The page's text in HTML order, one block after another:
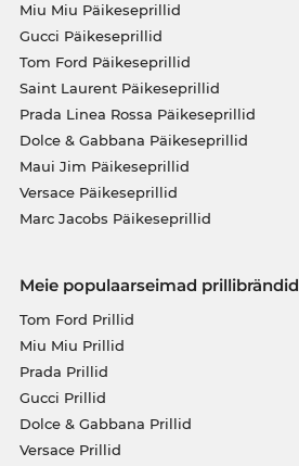
Miu Miu Päikeseprillid
Gucci Päikeseprillid
Tom Ford Päikeseprillid
Saint Laurent Päikeseprillid
Prada Linea Rossa Päikeseprillid
Dolce & Gabbana Päikeseprillid
Maui Jim Päikeseprillid
Versace Päikeseprillid
Marc Jacobs Päikeseprillid
Meie populaarseimad prillibrändid
Tom Ford Prillid
Miu Miu Prillid
Prada Prillid
Gucci Prillid
Dolce & Gabbana Prillid
Versace Prillid